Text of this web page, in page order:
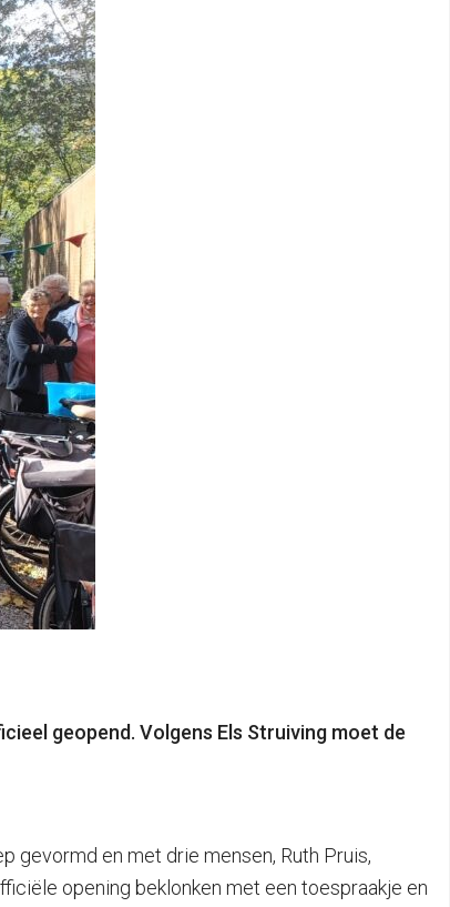
geopend. Volgens Els Struiving moet de
gevormd en met drie mensen, Ruth Pruis,
opening beklonken met een toespraakje en